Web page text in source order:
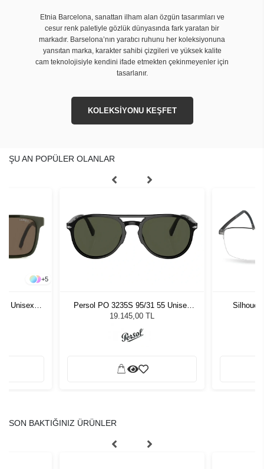
Etnia Barcelona, sanattan ilham alan özgün tasarımları ve
cesur renk paletiyle gözlük dünyasında fark yaratan bir
markadır. Barselona’nın yaratıcı ruhunu her koleksiyonuna
yansıtan marka, karakter sahibi çizgileri ve yüksek kalite
cam teknolojisiyle kendini ifade etmekten çekinmeyenler için
tasarlanır.
KOLEKSİYONU KEŞFET
ŞU AN POPÜLER OLANLAR
+5
Unisex
Persol PO 3235S 95/31 55 Unisex
Güneş Gözlüğü
19.145,00 TL
SON BAKTIĞINIZ ÜRÜNLER